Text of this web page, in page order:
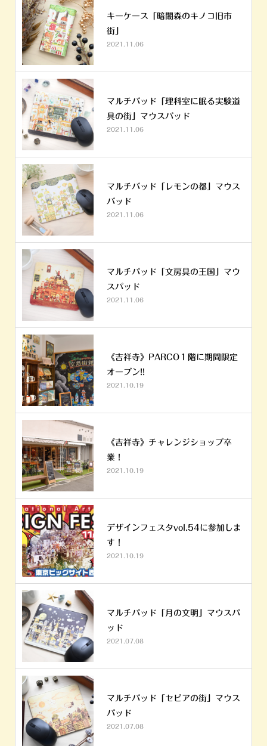
キーケース「暗闇森のキノコ旧市
街」
2021.11.06
マルチパッド「理科室に眠る実験道
具の街」マウスパッド
2021.11.06
マルチパッド「レモンの都」マウス
パッド
2021.11.06
マルチパッド「文房具の王国」マウ
スパッド
2021.11.06
《吉祥寺》PARCO１階に期間限定
オープン!!
2021.10.19
《吉祥寺》チャレンジショップ卒
業！
2021.10.19
デザインフェスタvol.54に参加しま
す！
2021.10.19
マルチパッド「月の文明」マウスパ
ッド
2021.07.08
マルチパッド「セピアの街」マウス
パッド
2021.07.08